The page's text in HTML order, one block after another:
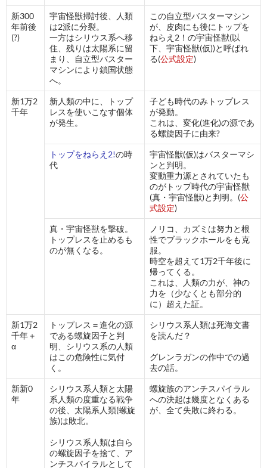
新300
年前後
(?)
宇宙怪獣掃討後、人類
は2派に分裂。
一方はシリウス系へ移
住、残りは太陽系に留
まり、自立型バスター
マシンにより鎖国状態
へ。
この自立型バスターマシン
が、皮肉にも後にトップを
ねらえ2！の宇宙怪獣(以
下、宇宙怪獣(仮))と呼ばれ
る(公式設定)
新1万2
千年
新人類の中に、トップ
レスを使いこなす個体
が発生。
子ども時代のみトップレス
が発動。
これは、変化(進化)の源であ
る螺旋因子に由来?
トップをねらえ2!の時
代
宇宙怪獣(仮)はバスターマシ
ンと判明。
変動重力源とされていたも
のがトップ時代の宇宙怪獣
(真・宇宙怪獣)と判明。(公
式設定)
真・宇宙怪獣を撃破。
トップレスを止めるも
のが無くなる。
ノリコ、カズミは努力と根
性でブラックホールをも克
服。
時空を超えて1万2千年後に
帰ってくる。
これは、人類の力が、神の
力を（少なくとも部分的
に）超えた証。
新1万2
千年＋
α
トップレス＝進化の源
である螺旋因子と判
明、シリウス系の人類
はこの危険性に気付
く。
シリウス系人類は死海文書
を読んだ？
グレンラガンの作中での過
去の話。
新新0
年
シリウス系人類と太陽
系人類の度重なる戦争
の後、太陽系人類(螺旋
族)は敗北。
シリウス系人類は自ら
の螺旋因子を捨て、ア
ンチスパイラルとして
螺旋族のアンチスパイラル
への決起は幾度となくある
が、全て失敗に終わる。